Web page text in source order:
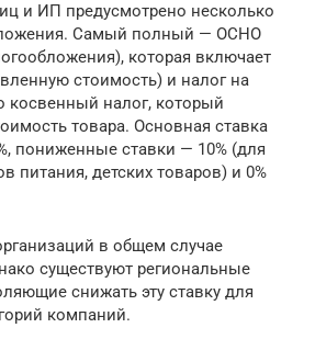
и ИП предусмотрено несколько
Самый полный — ОСНО
которая включает
стоимость) и налог на
налог, который
товара. Основная ставка
пониженные ставки — 10% (для
питания, детских товаров) и 0%
в общем случае
существуют региональные
снижать эту ставку для
компаний.